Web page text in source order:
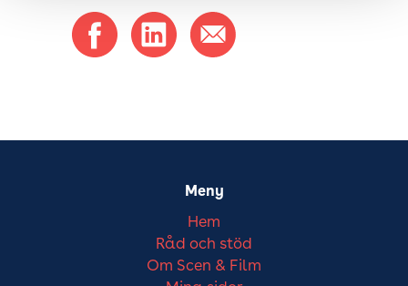
Meny
Hem
Råd och stöd
Om Scen & Film